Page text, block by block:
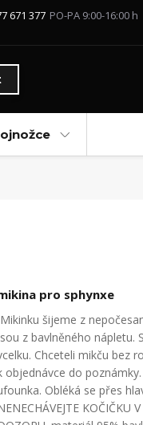
671 377 PO-PA 9:00-16:00 h
pro sphynxe
šijeme z
z bavlněného nápletu.
Chceteli mikču bez
objednávce do
Obléká se přes
KOČIČKU